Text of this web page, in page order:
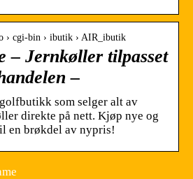
› cgi-bin › ibutik › AIR_ibutik
– Jernkøller tilpasset
–
som selger alt av
direkte på nett. Kjøp nye og
en brøkdel av nypris!